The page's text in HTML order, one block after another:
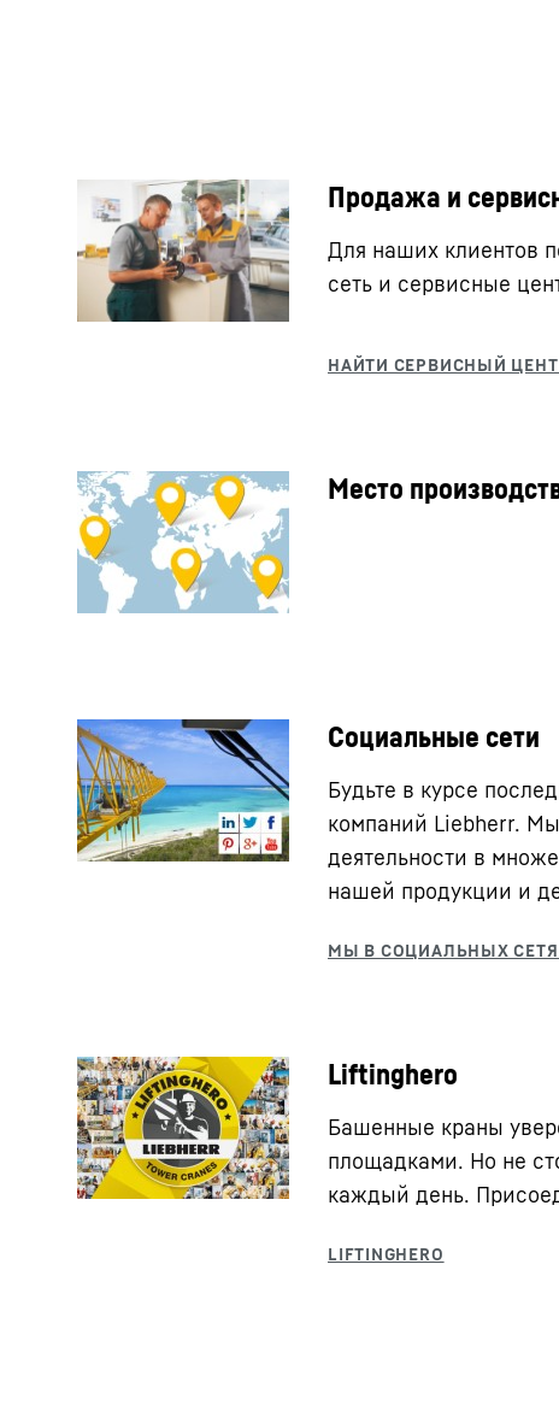
Продажа и
Для наших клиентов
сеть и сервисные
Место
Социальные сети
Будьте в курсе
компаний Liebherr.
деятельности в
нашей продукции и
Liftinghero
Башенные краны
площадками. Но не
каждый день.